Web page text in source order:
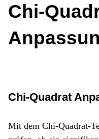
Chi-
Chi-Quadrat
Mit dem Chi-Quadrat-